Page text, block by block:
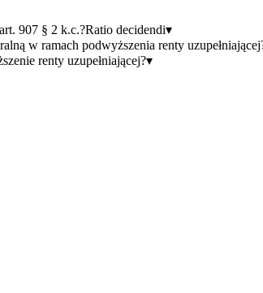
907 § 2 k.c.?Ratio decidendi▾
w ramach podwyższenia renty
renty uzupełniającej?▾